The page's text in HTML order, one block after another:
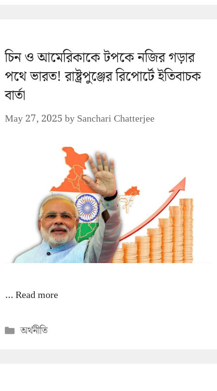
চিন ও আমেরিকাকে টপকে নজির গড়ার
পথে ভারত! রাষ্ট্রপুঞ্জের রিপোর্টে ইতিবাচক
বার্তা
May 27, 2025bySanchari Chatterjee
…Read more
Categories
অর্থনীতি